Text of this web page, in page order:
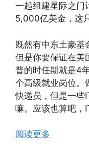
一起组建星际之门
5,000亿美金，这
既然有中东土豪基
但是你要保证在美
普的时任期就是4
个高级就业岗位。
快递员，但是一些
嘛。应该也算吧，
阅读更多